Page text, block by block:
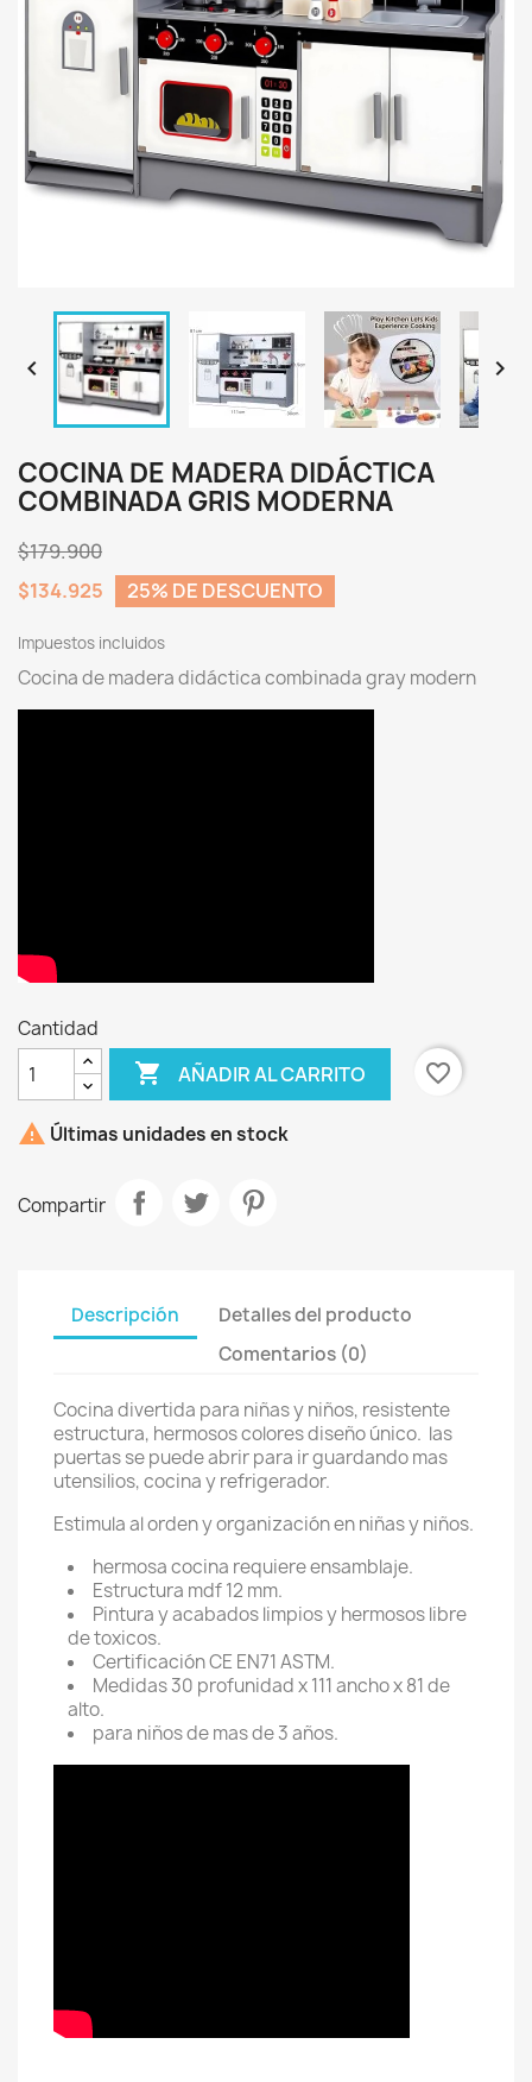
 
COCINA DE MADERA DIDÁCTICA
COMBINADA GRIS MODERNA
$179.900
$134.925
25% DE DESCUENTO
Impuestos incluidos
Cocina de madera didáctica combinada gray modern
Cantidad
 AÑADIR AL CARRITO favorite_border
 Últimas unidades en stock
Compartir
Descripción
Detalles del producto
Comentarios (0)
Cocina divertida para niñas y niños, resistente
estructura, hermosos colores diseño único. las
puertas se puede abrir para ir guardando mas
utensilios, cocina y refrigerador.
Estimula al orden y organización en niñas y niños.
hermosa cocina requiere ensamblaje.
Estructura mdf 12 mm.
Pintura y acabados limpios y hermosos libre
de toxicos.
Certificación CE EN71 ASTM.
Medidas 30 profunidad x 111 ancho x 81 de
alto.
para niños de mas de 3 años.